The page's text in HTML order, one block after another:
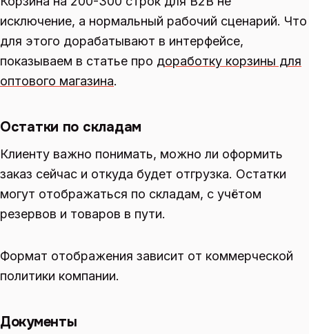
исключение, а нормальный рабочий сценарий. Что
для этого дорабатывают в интерфейсе,
показываем в статье про доработку корзины для
оптового магазина.
Остатки по складам
Клиенту важно понимать, можно ли оформить
заказ сейчас и откуда будет отгрузка. Остатки
могут отображаться по складам, с учётом
резервов и товаров в пути.
Формат отображения зависит от коммерческой
политики компании.
Документы